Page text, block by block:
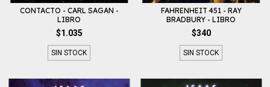
CONTACTO - CARL SAGAN -
LIBRO
$1.035
SIN STOCK
FAHRENHEIT 451 - RAY
BRADBURY - LIBRO
$340
SIN STOCK